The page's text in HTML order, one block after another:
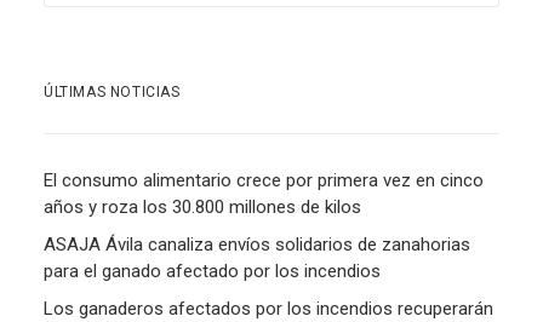
ÚLTIMAS NOTICIAS
El consumo alimentario crece por primera vez en cinco
años y roza los 30.800 millones de kilos
ASAJA Ávila canaliza envíos solidarios de zanahorias
para el ganado afectado por los incendios
Los ganaderos afectados por los incendios recuperarán